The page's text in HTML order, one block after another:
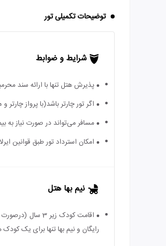
توضیحات تکمیلی تور
شرایط و ضوابط
پذیرش هتل تنها با ارائه سند
اگر تور چارتر باشد(با پرواز
مسافر می‌تواند در صورت نیاز به
امکان استرداد تور طبق قوانین
نیم بها هتل
رایگان و نیم بها تنها برای یک